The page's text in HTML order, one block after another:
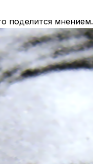
поделится мнением.